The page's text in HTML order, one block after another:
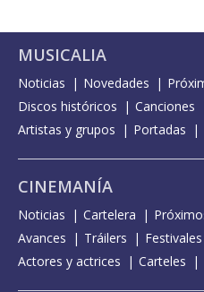
MUSICALIA
Noticias Novedades
Discos históricos
Canciones
Artistas y grupos
Portadas
CINEMANÍA
Noticias Cartelera
Avances
Tráilers
Actores y actrices
Carteles